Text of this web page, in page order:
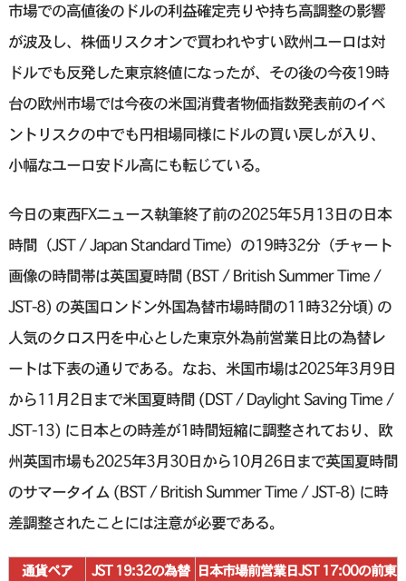
市場での高値後のドルの利益確定売りや持ち高調整の影響
が波及し、株価リスクオンで買われやすい欧州ユーロは対
ドルでも反発した東京終値になったが、その後の今夜19時
台の欧州市場では今夜の米国消費者物価指数発表前のイベ
ントリスクの中でも円相場同様にドルの買い戻しが入り、
小幅なユーロ安ドル高にも転じている。
今日の東西FXニュース執筆終了前の2025年5月13日の日本
時間（JST / Japan Standard Time）の19時32分（チャート
画像の時間帯は英国夏時間 (BST / British Summer Time /
JST-8) の英国ロンドン外国為替市場時間の11時32分頃) の
人気のクロス円を中心とした東京外為前営業日比の為替レ
ートは下表の通りである。なお、米国市場は2025年3月9日
から11月2日まで米国夏時間 (DST / Daylight Saving Time /
JST-13) に日本との時差が1時間短縮に調整されており、欧
州英国市場も2025年3月30日から10月26日まで英国夏時間
のサマータイム (BST / British Summer Time / JST-8) に時
差調整されたことには注意が必要である。
通貨ペア
JST 19:32の為替 日本市場前営業日JST 17:00の前東